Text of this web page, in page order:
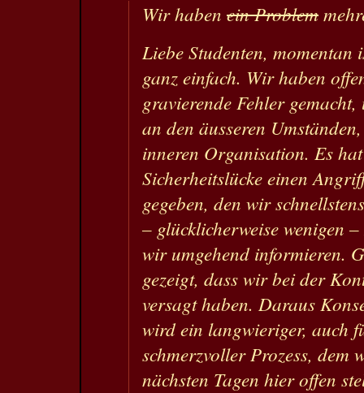
Wir haben ein Problem
Liebe Studenten, momentan
ganz einfach. Wir haben
gravierende Fehler
an den äusseren
inneren Organisation. Es
Sicherheitslücke einen
gegeben, den wir
– glücklicherweise wenigen
wir umgehend informieren.
gezeigt, dass wir bei der
versagt haben. Daraus
wird ein langwieriger, auch
schmerzvoller Prozess, dem
nächsten Tagen hier offen